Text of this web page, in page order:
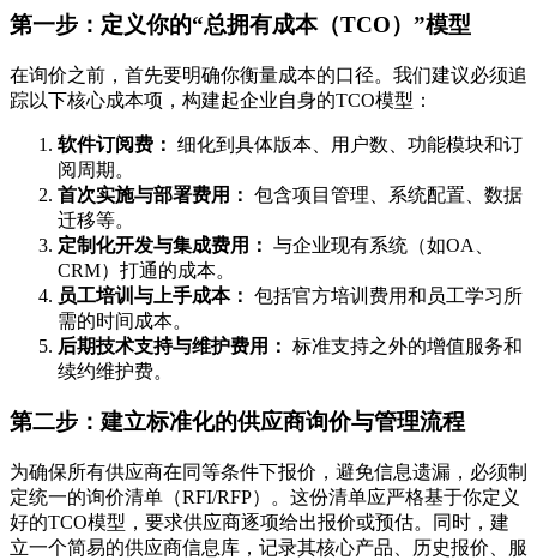
第一步：定义你的“总拥有成本（TCO）”模型
在询价之前，首先要明确你衡量成本的口径。我们建议必须追
踪以下核心成本项，构建起企业自身的TCO模型：
软件订阅费： 细化到具体版本、用户数、功能模块和订
阅周期。
首次实施与部署费用： 包含项目管理、系统配置、数据
迁移等。
定制化开发与集成费用： 与企业现有系统（如OA、
CRM）打通的成本。
员工培训与上手成本： 包括官方培训费用和员工学习所
需的时间成本。
后期技术支持与维护费用： 标准支持之外的增值服务和
续约维护费。
第二步：建立标准化的供应商询价与管理流程
为确保所有供应商在同等条件下报价，避免信息遗漏，必须制
定统一的询价清单（RFI/RFP）。这份清单应严格基于你定义
好的TCO模型，要求供应商逐项给出报价或预估。同时，建
立一个简易的供应商信息库，记录其核心产品、历史报价、服